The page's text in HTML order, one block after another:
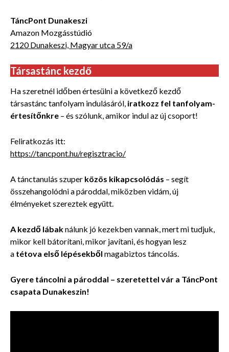
TáncPont Dunakeszi
Amazon Mozgásstúdió
2120 Dunakeszi, Magyar utca 59/a
Társastánc kezdő
Ha szeretnél időben értesülni a következő kezdő
társastánc tanfolyam indulásáról, iratkozz fel tanfolyam-
értesítőnkre – és szólunk, amikor indul az új csoport!
Feliratkozás itt:
https://tancpont.hu/regisztracio/
A tánctanulás szuper közös kikapcsolódás – segít
összehangolódni a pároddal, miközben vidám, új
élményeket szereztek együtt.
A kezdő lábaknálunk jó kezekben vannak, mert mi tudjuk,
mikor kell bátorítani, mikor javítani, és hogyan lesz
a tétova első lépésekből magabiztos táncolás.
Gyere táncolni a pároddal – szeretettel vár a TáncPont
csapata Dunakeszin!